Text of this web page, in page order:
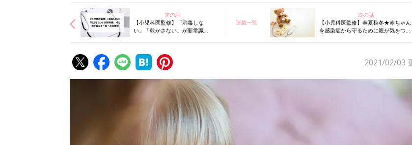
前の話
【小児科医監修】「消毒しな
い」「乾かさない」が新常識、
連載一覧
次の話
【小児科医監修】春夏秋冬★赤ちゃん
を感染症から守るために親が気をつけ
2021/02/03